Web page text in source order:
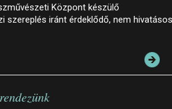
Központ készülő
szereplés iránt érdeklődő, nem hivatásos